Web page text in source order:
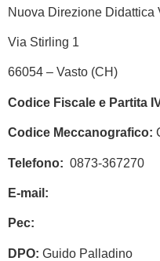
Nuova Direzione Didattica
Via Stirling 1
66054 – Vasto (CH)
Codice Fiscale e Partita
Codice Meccanografico:
Telefono: 0873-367270
E-mail:
Pec:
DPO: Guido Palladino